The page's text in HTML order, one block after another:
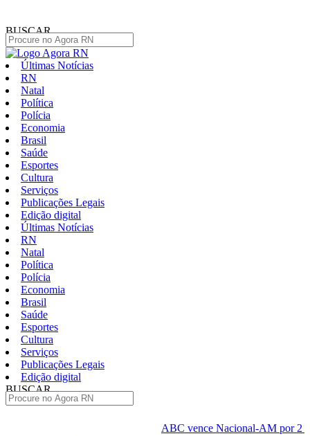
BUSCAR
Últimas Notícias
RN
Natal
Política
Polícia
Economia
Brasil
Saúde
Esportes
Cultura
Serviços
Publicações Legais
Edição digital
Últimas Notícias
RN
Natal
Política
Polícia
Economia
Brasil
Saúde
Esportes
Cultura
Serviços
Publicações Legais
Edição digital
BUSCAR
ABC vence Nacional-AM por 2 a 1 fora de casa e abre